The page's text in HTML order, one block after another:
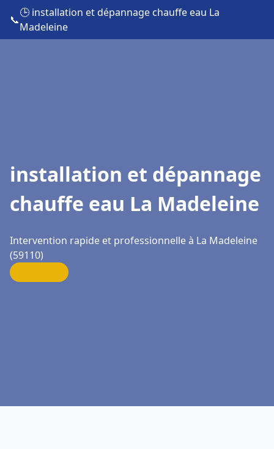
📞
🕒 installation et dépannage chauffe eau La
Madeleine
installation et dépannage
chauffe eau La Madeleine
Intervention rapide et professionnelle à La Madeleine
(59110)